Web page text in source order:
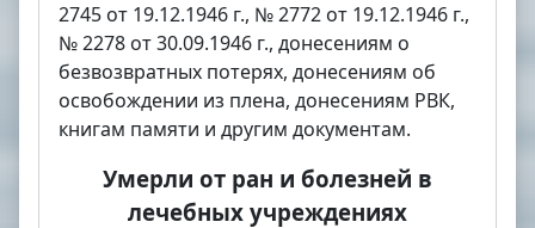
2745 от 19.12.1946 г., № 2772 от 19.12.1946 г.,
№ 2278 от 30.09.1946 г., донесениям о
безвозвратных потерях, донесениям об
освобождении из плена, донесениям РВК,
книгам памяти и другим документам.
Умерли от ран и болезней в
лечебных учреждениях